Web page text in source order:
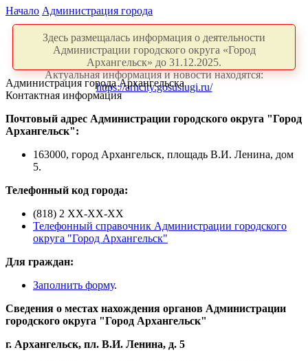
Начало Администрация города
Здесь размещалась информация о деятельности
Администрации городского округа «Город
Архангельск» до 31.12.2025.
Актуальная информация и новости находятся:
https://arhcity.gosuslugi.ru/
Администрация города Архангельска
Контактная информация
Почтовый адрес Администрации городского округа "Город
Архангельск":
163000, город Архангельск, площадь В.И. Ленина, дом
5.
Телефонный код города:
(818) 2 XX-XX-XX
Телефонный справочник Администрации городского
округа "Город Архангельск"
Для граждан:
Заполнить форму.
Сведения о местах нахождения органов Администрации
городского округа "Город Архангельск"
г. Архангельск, пл. В.И. Ленина, д. 5